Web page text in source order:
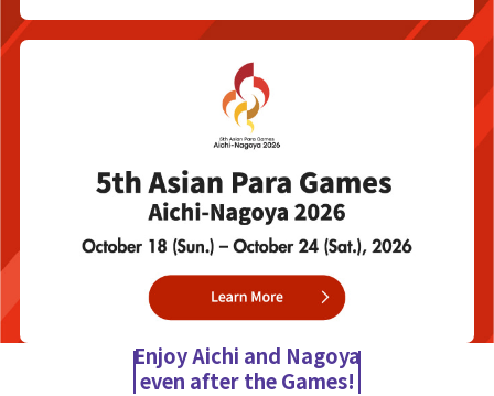
Enjoy Aichi and Nagoya
even after the Games!